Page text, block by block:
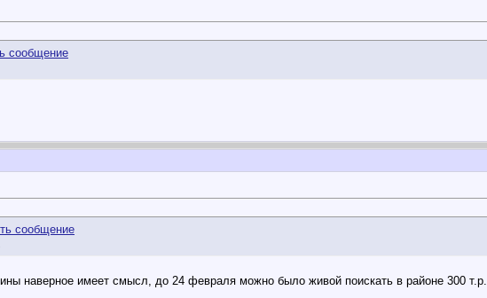
наверное имеет смысл, до 24 февраля можно было живой поискать в районе 300 т.р.